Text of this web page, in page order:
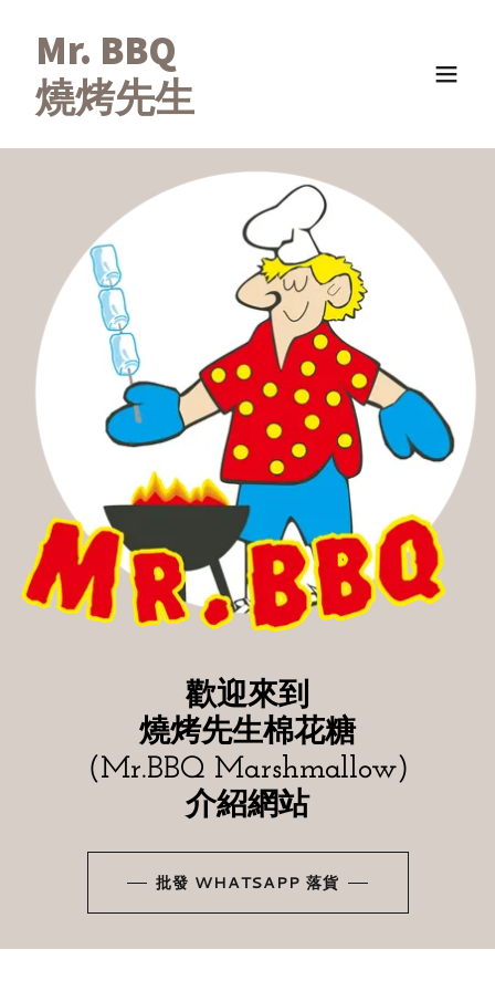
Mr. BBQ
燒烤先生
歡迎來到
燒烤先生棉花糖
(Mr.BBQ Marshmallow)
介紹網站
批發 WHATSAPP 落貨